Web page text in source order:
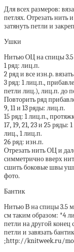
Для всех размеров:
петлях. Отрезать нить
затянуть петли и
Ушки
Нитью ОЦ на спицы 3.5
1 ряд: лиц.п.
2 ряд и все изн.р.
3 ряд: 1 лиц.п.,
петли лиц.), лиц.п. до
Повторить ряд
9, 11 и 13 ряды: лиц.п.
15 ряд: 1 лиц.п.,
17, 19, 21, 23 и 25
лиц., 1 лиц.п.
26 ряд: изн.п.
Отрезать нить ОЦ и
симметрично вверх
сшить боковые швы
фото.
Бантик
Нитью В на спицы 3.5
см таким образом: *4
петли на другой конец
петли и завязать
;http://knitweek.ru/